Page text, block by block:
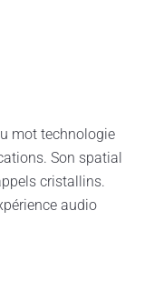
mot technologie
Son spatial
cristallins.
audio